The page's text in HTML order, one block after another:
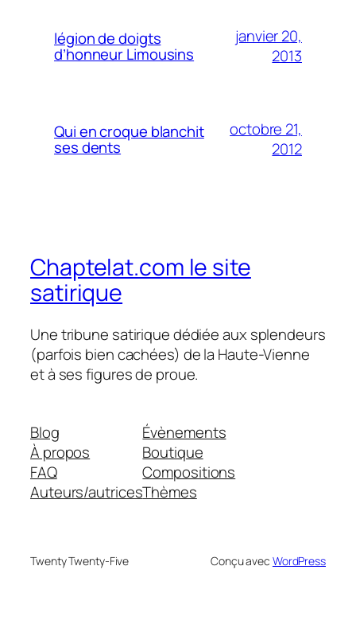
légion de doigts
d’honneur Limousins
janvier 20,
2013
Qui en croque blanchit
ses dents
octobre 21,
2012
Chaptelat.com le site
satirique
Une tribune satirique dédiée aux splendeurs
(parfois bien cachées) de la Haute-Vienne
et à ses figures de proue.
Blog
À propos
FAQ
Auteurs/autrices
Évènements
Boutique
Compositions
Thèmes
Twenty Twenty-Five Conçu avec WordPress